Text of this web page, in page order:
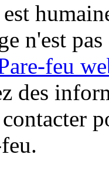
n'est
feu
des